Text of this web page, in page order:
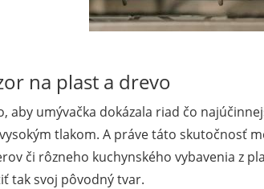
na plast a drevo
aby umývačka dokázala riad čo
tlakom. A práve táto skutočnosť
či rôzneho kuchynského vybavenia z
tak svoj pôvodný tvar.